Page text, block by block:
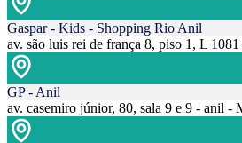
Gaspar - Kids - Shopping Rio Anil
av. são luis rei de frança 8, piso 1, L
GP - Anil
av. casemiro júnior, 80, sala 9 e 9 - anil -